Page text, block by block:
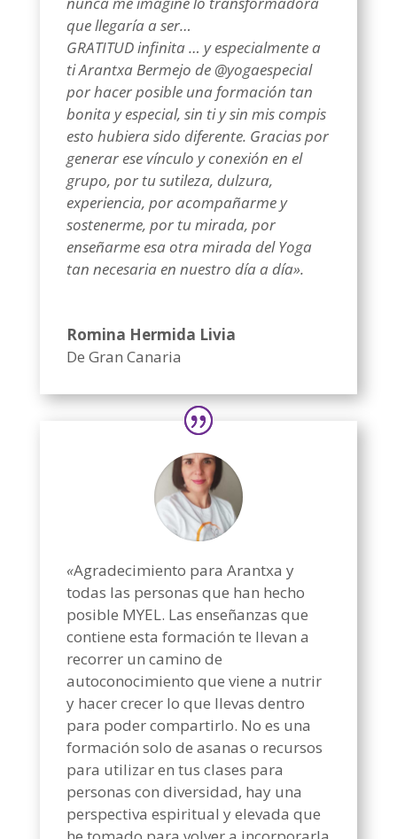
que llegaría a ser…
GRATITUD infinita … y especialmente a
ti Arantxa Bermejo de @yogaespecial
por hacer posible una formación tan
bonita y especial, sin ti y sin mis compis
esto hubiera sido diferente. Gracias por
generar ese vínculo y conexión en el
grupo, por tu sutileza, dulzura,
experiencia, por acompañarme y
sostenerme, por tu mirada, por
enseñarme esa otra mirada del Yoga
tan necesaria en nuestro día a día».
Romina Hermida Livia
De Gran Canaria
«Agradecimiento para Arantxa y
todas las personas que han hecho
posible MYEL. Las enseñanzas que
contiene esta formación te llevan a
recorrer un camino de
autoconocimiento que viene a nutrir
y hacer crecer lo que llevas dentro
para poder compartirlo. No es una
formación solo de asanas o recursos
para utilizar en tus clases para
personas con diversidad, hay una
perspectiva espiritual y elevada que